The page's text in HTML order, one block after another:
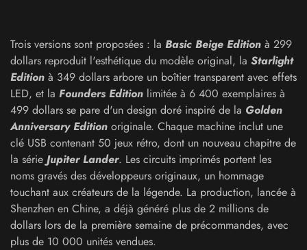
Trois versions sont proposées : la Basic Beige Edition à 299
dollars reproduit l'esthétique du modèle original, la Starlight
Edition à 349 dollars arbore un boîtier transparent avec effets
LED, et la Founders Edition limitée à 6 400 exemplaires à
499 dollars se pare d'un design doré inspiré de la Golden
Anniversary Edition originale. Chaque machine inclut une
clé USB contenant 50 jeux rétro, dont un nouveau chapitre de
la série Jupiter Lander. Les circuits imprimés portent les
noms gravés des développeurs originaux, un hommage
touchant aux créateurs de la légende. La production, lancée à
Shenzhen en Chine, a déjà généré plus de 2 millions de
dollars lors de la première semaine de précommandes, avec
plus de 10 000 unités vendues.